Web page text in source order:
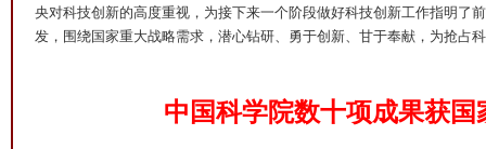
央对科技创新的高度重视，为接下来一个阶段做好科技创新工作指明了
发，围绕国家重大战略需求，潜心钻研、勇于创新、甘于奉献，为抢占
中国科学院数十项成果获